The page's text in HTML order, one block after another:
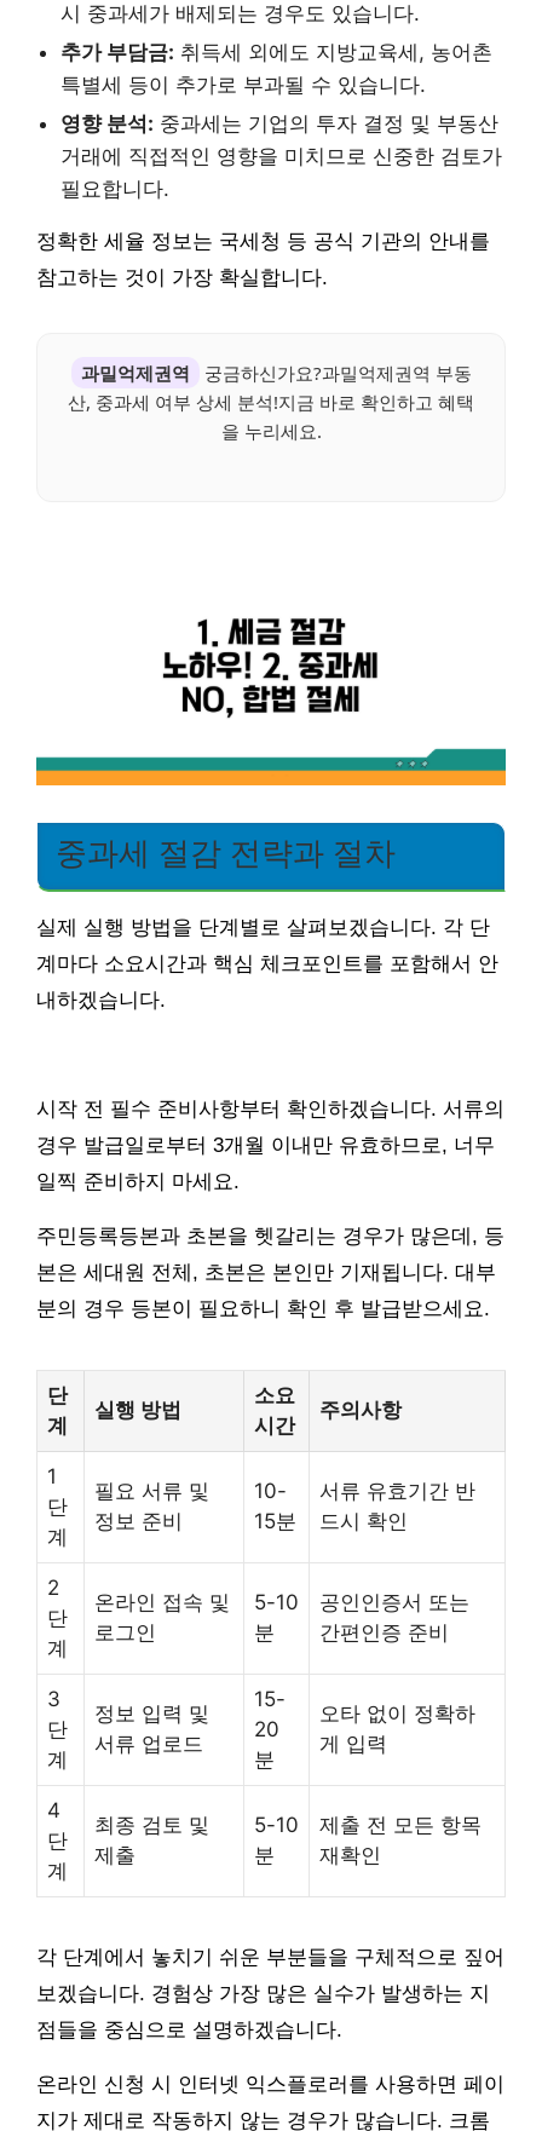
시 중과세가 배제되는 경우도 있습니다.
추가 부담금: 취득세 외에도 지방교육세, 농어촌
특별세 등이 추가로 부과될 수 있습니다.
영향 분석: 중과세는 기업의 투자 결정 및 부동산
거래에 직접적인 영향을 미치므로 신중한 검토가
필요합니다.
정확한 세율 정보는 국세청 등 공식 기관의 안내를
참고하는 것이 가장 확실합니다.
과밀억제권역
궁금하신가요?과밀억제권역 부동
산, 중과세 여부 상세 분석!지금 바로 확인하고 혜택
을 누리세요.
중과세 절감 전략과 절차
실제 실행 방법을 단계별로 살펴보겠습니다. 각 단
계마다 소요시간과 핵심 체크포인트를 포함해서 안
내하겠습니다.
시작 전 필수 준비사항부터 확인하겠습니다. 서류의
경우 발급일로부터 3개월 이내만 유효하므로, 너무
일찍 준비하지 마세요.
주민등록등본과 초본을 헷갈리는 경우가 많은데, 등
본은 세대원 전체, 초본은 본인만 기재됩니다. 대부
분의 경우 등본이 필요하니 확인 후 발급받으세요.
단
계
실행 방법
소요
시간
주의사항
1
단
계
필요 서류 및
정보 준비
10-
15분
서류 유효기간 반
드시 확인
2
단
계
온라인 접속 및
로그인
5-10
분
공인인증서 또는
간편인증 준비
3
단
계
정보 입력 및
서류 업로드
15-
20
분
오타 없이 정확하
게 입력
4
단
계
최종 검토 및
제출
5-10
분
제출 전 모든 항목
재확인
각 단계에서 놓치기 쉬운 부분들을 구체적으로 짚어
보겠습니다. 경험상 가장 많은 실수가 발생하는 지
점들을 중심으로 설명하겠습니다.
온라인 신청 시 인터넷 익스플로러를 사용하면 페이
지가 제대로 작동하지 않는 경우가 많습니다. 크롬